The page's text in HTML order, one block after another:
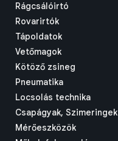
Rágcsálóirtó
Rovarirtók
Tápoldatok
Vetőmagok
Kötöző zsineg
Pneumatika
Locsolás technika
Csapágyak, Szimeringek
Mérőeszközök